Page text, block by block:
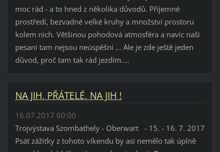
moc rád - a to hned z několika důvodů. Příjemné
prostředí, bezvadné velké kruhy a množství prostoru
kolem nich. Většinou pohodová atmosféra a navíc naši
pesani tam nejsou neúspěšní ... Ale je zde ještě jeden
důvod, proč tam tak rád jezdím....
NA JIH, PŘÁTELÉ, NA JIH !
16.07.2017 00:00
Trojvýstava Szombathely - Oberwart - 15. - 16. 7. 2017
Psát zážitky z tohoto víkendu by asi nemělo tak úplně